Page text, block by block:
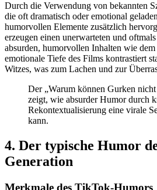
Durch die Verwendung von bekannten
die oft dramatisch oder emotional
humorvollen Elemente zusätzlich
erzeugen einen unerwarteten und
absurden, humorvollen Inhalten wie
emotionale Tiefe des Films kontrastiert
Witzes, was zum Lachen und zur
Der „Warum können Gurken
zeigt, wie absurder Humor durch
Rekontextualisierung eine virale
kann.
4. Der typische Humor
Generation
Merkmale des TikTok-Humors